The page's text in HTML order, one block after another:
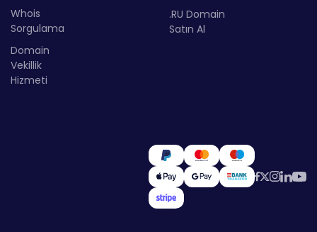
Whois
Sorgulama
Domain
Vekillik
Hizmeti
.RU Domain
Satın Al